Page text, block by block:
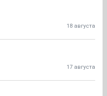
18 августа
17 августа